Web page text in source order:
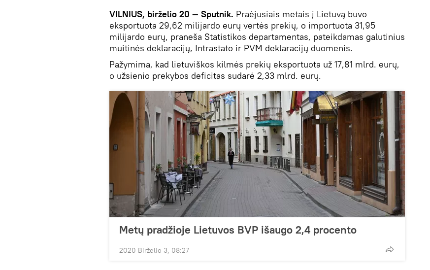
VILNIUS, birželio 20 — Sputnik. Praėjusiais metais į Lietuvą buvo
eksportuota 29,62 milijardo eurų vertės prekių, o importuota 31,95
milijardo eurų, praneša Statistikos departamentas, pateikdamas galutinius
muitinės deklaracijų, Intrastato ir PVM deklaracijų duomenis.
Pažymima, kad lietuviškos kilmės prekių eksportuota už 17,81 mlrd. eurų,
o užsienio prekybos deficitas sudarė 2,33 mlrd. eurų.
Metų pradžioje Lietuvos BVP išaugo 2,4 procento
2020 Birželio 3, 08:27